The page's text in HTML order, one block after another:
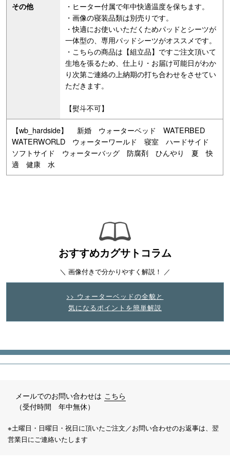
その他
・ヒーター付属で年中快適温度を保ちます。
・画像の寝装品類は別売りです。
・快適にお使いいただくためパッドとシーツが
一体型の、専用パッドシーツがオススメです。
・こちらの商品は【組立品】ですご注文頂いて
生地を張るため、仕上り・お届け可能日がわか
り次第ご連絡の上納期の打ち合わせをさせてい
ただきます。
【熨斗不可】
【wb_hardside】 新婚 ウォーターベッド WATERBED
WATERWORLD ウォーターワールド 寝室 ハードサイド
ソフトサイド ウォーターバッグ 防腐剤 ひんやり 夏 快
適 健康 水
おすすめカグサトコラム
＼ 画像付きで分かりやすく解説！ ／
>> ウォーターベッドの全貌と
気になるポイントを簡単解説
メールでのお問い合わせは こちら
（受付時間 年中無休）
※土曜日・日曜日・祝日に頂いたご注文／お問い合わせのお返事は、翌
営業日にご連絡いたします